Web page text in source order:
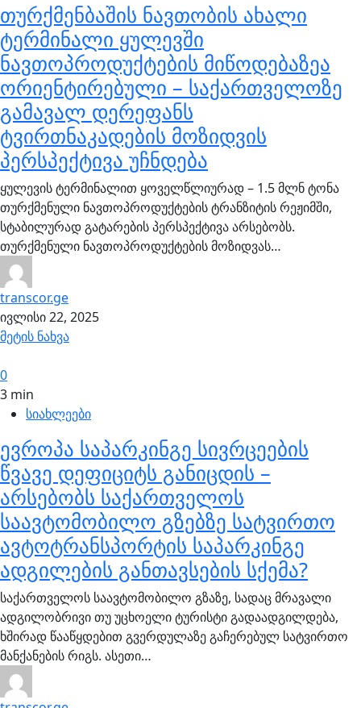
თურქმენბაშის ნავთობის ახალი
ტერმინალი ყულევში
ნავთოპროდუქტების მიწოდებაზეა
ორიენტირებული – საქართველოზე
გამავალ დერეფანს
ტვირთნაკადების მოზიდვის
პერსპექტივა უჩნდება
ყულევის ტერმინალით ყოველწლიურად – 1.5 მლნ ტონა
თურქმენული ნავთოპროდუქტების ტრანზიტის რეჟიმში,
სტაბილურად გატარების პერსპექტივა არსებობს.
თურქმენული ნავთოპროდუქტების მოზიდვას…
transcor.ge
ივლისი 22, 2025
მეტის ნახვა
0
3 min
სიახლეები
ევროპა საპარკინგე სივრცეების
წვავე დეფიციტს განიცდის –
არსებობს საქართველოს
საავტომობილო გზებზე სატვირთო
ავტოტრანსპორტის საპარკინგე
ადგილების განთავსების სქემა?
საქართველოს საავტომობილო გზაზე, სადაც მრავალი
ადგილობრივი თუ უცხოელი ტურისტი გადაადგილდება,
ხშირად წააწყდებით გვერდულაზე გაჩერებულ სატვირთო
მანქანების რიგს. ასეთი…